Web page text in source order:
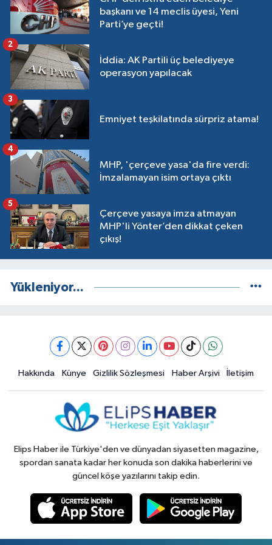
başkanı ve 14 meclis üyesi, Yeni
Parti’ye geçti!
İddia: AK Partili üç belediyeye
operasyon yapılacak
2
Emniyet teşkilatında sürpriz atama!
3
MHP, 'çerçeve yasa'da fire verdi:
İmzalamayan isim ortaya çıktı
4
Çerçeve yasaya imza atmayan
MHP'li Yönter’den dikkat çeken
çıkış!
5
Yükleniyor...
Hakkında Künye Gizlilik Sözleşmesi Haber Arşivi İletişim
Elips Haber ile Türkiye'den ve dünyadan siyasetten magazine,
spordan sanata kadar her konuda son dakika haberlerini ve
güncel köşe yazılarını takip edin.